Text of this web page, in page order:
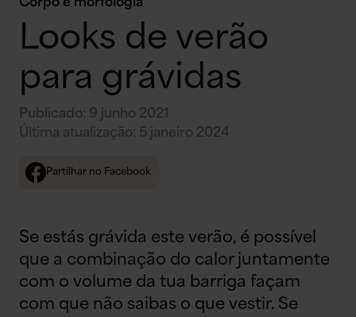
Corpo e morfologia
Looks de verão
para grávidas
Publicado: 9 junho 2021
Última atualização: 5 janeiro 2024
Partilhar no Facebook
Se estás grávida este verão, é possível
que a combinação do calor juntamente
com o volume da tua barriga façam
com que não saibas o que vestir. Se